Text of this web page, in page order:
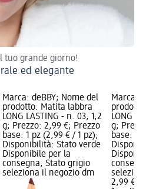
tuo grande giorno!
ed elegante
Marca: deBBY; Nome del
prodotto: Matita labbra
LONG LASTING - n. 03, 1,2
g; Prezzo: 2,99 €; Prezzo
base: 1 pz (2,99 € / 1 pz);
Disponibilità: Stato verde
Disponibile per la
consegna, Stato grigio
seleziona il negozio dm
Marca:
LONG
g;
base: 1
2,99 €